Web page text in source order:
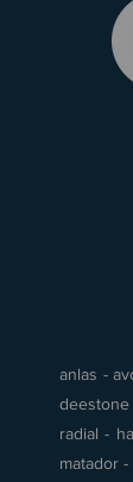
anlas -
radial -
matador